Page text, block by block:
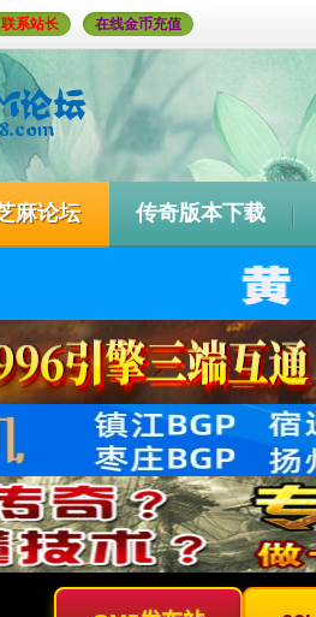
联系站长 在线金币充值
麻论坛 传奇版本下载